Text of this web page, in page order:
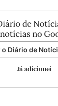
de
no
Diário de
Já adicionei